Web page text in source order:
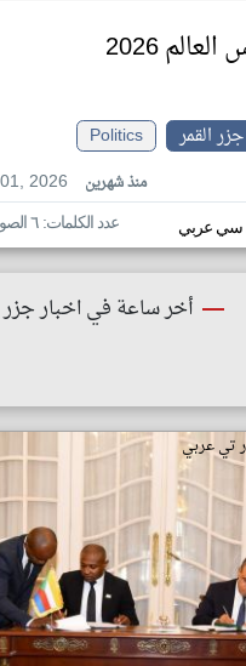
2026
القمر
Politics
2026
منذ شهرين
سي عربي عدد الكلمات: ٦ الصور: ٢٥
أخر ساعة في اخبار جزر
تي عربي